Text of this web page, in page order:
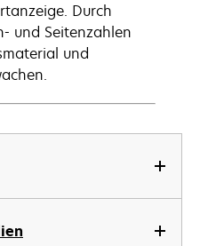
Durch
und Seitenzahlen
und